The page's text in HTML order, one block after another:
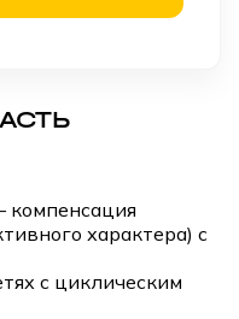
компенсация
характера) с
с циклическим